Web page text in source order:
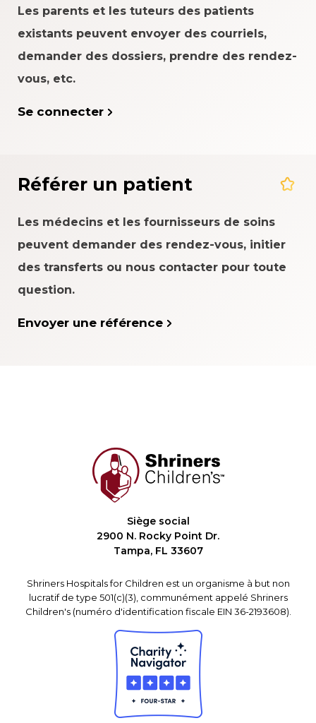
Les parents et les tuteurs des patients
existants peuvent envoyer des courriels,
demander des dossiers, prendre des rendez-
vous, etc.
Se connecter
Référer un patient
Les médecins et les fournisseurs de soins
peuvent demander des rendez-vous, initier
des transferts ou nous contacter pour toute
question.
Envoyer une référence
Siège social
2900 N. Rocky Point Dr.
Tampa, FL 33607
Shriners Hospitals for Children est un organisme à but non
lucratif de type 501(c)(3), communément appelé Shriners
Children's (numéro d'identification fiscale EIN 36-2193608).